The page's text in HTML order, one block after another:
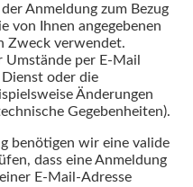
Anmeldung zum Bezug
von Ihnen angegebenen
Zweck verwendet.
Umstände per E-Mail
oder die
Änderungen
Gegebenheiten).
benötigen wir eine valide
dass eine Anmeldung
E-Mail-Adresse